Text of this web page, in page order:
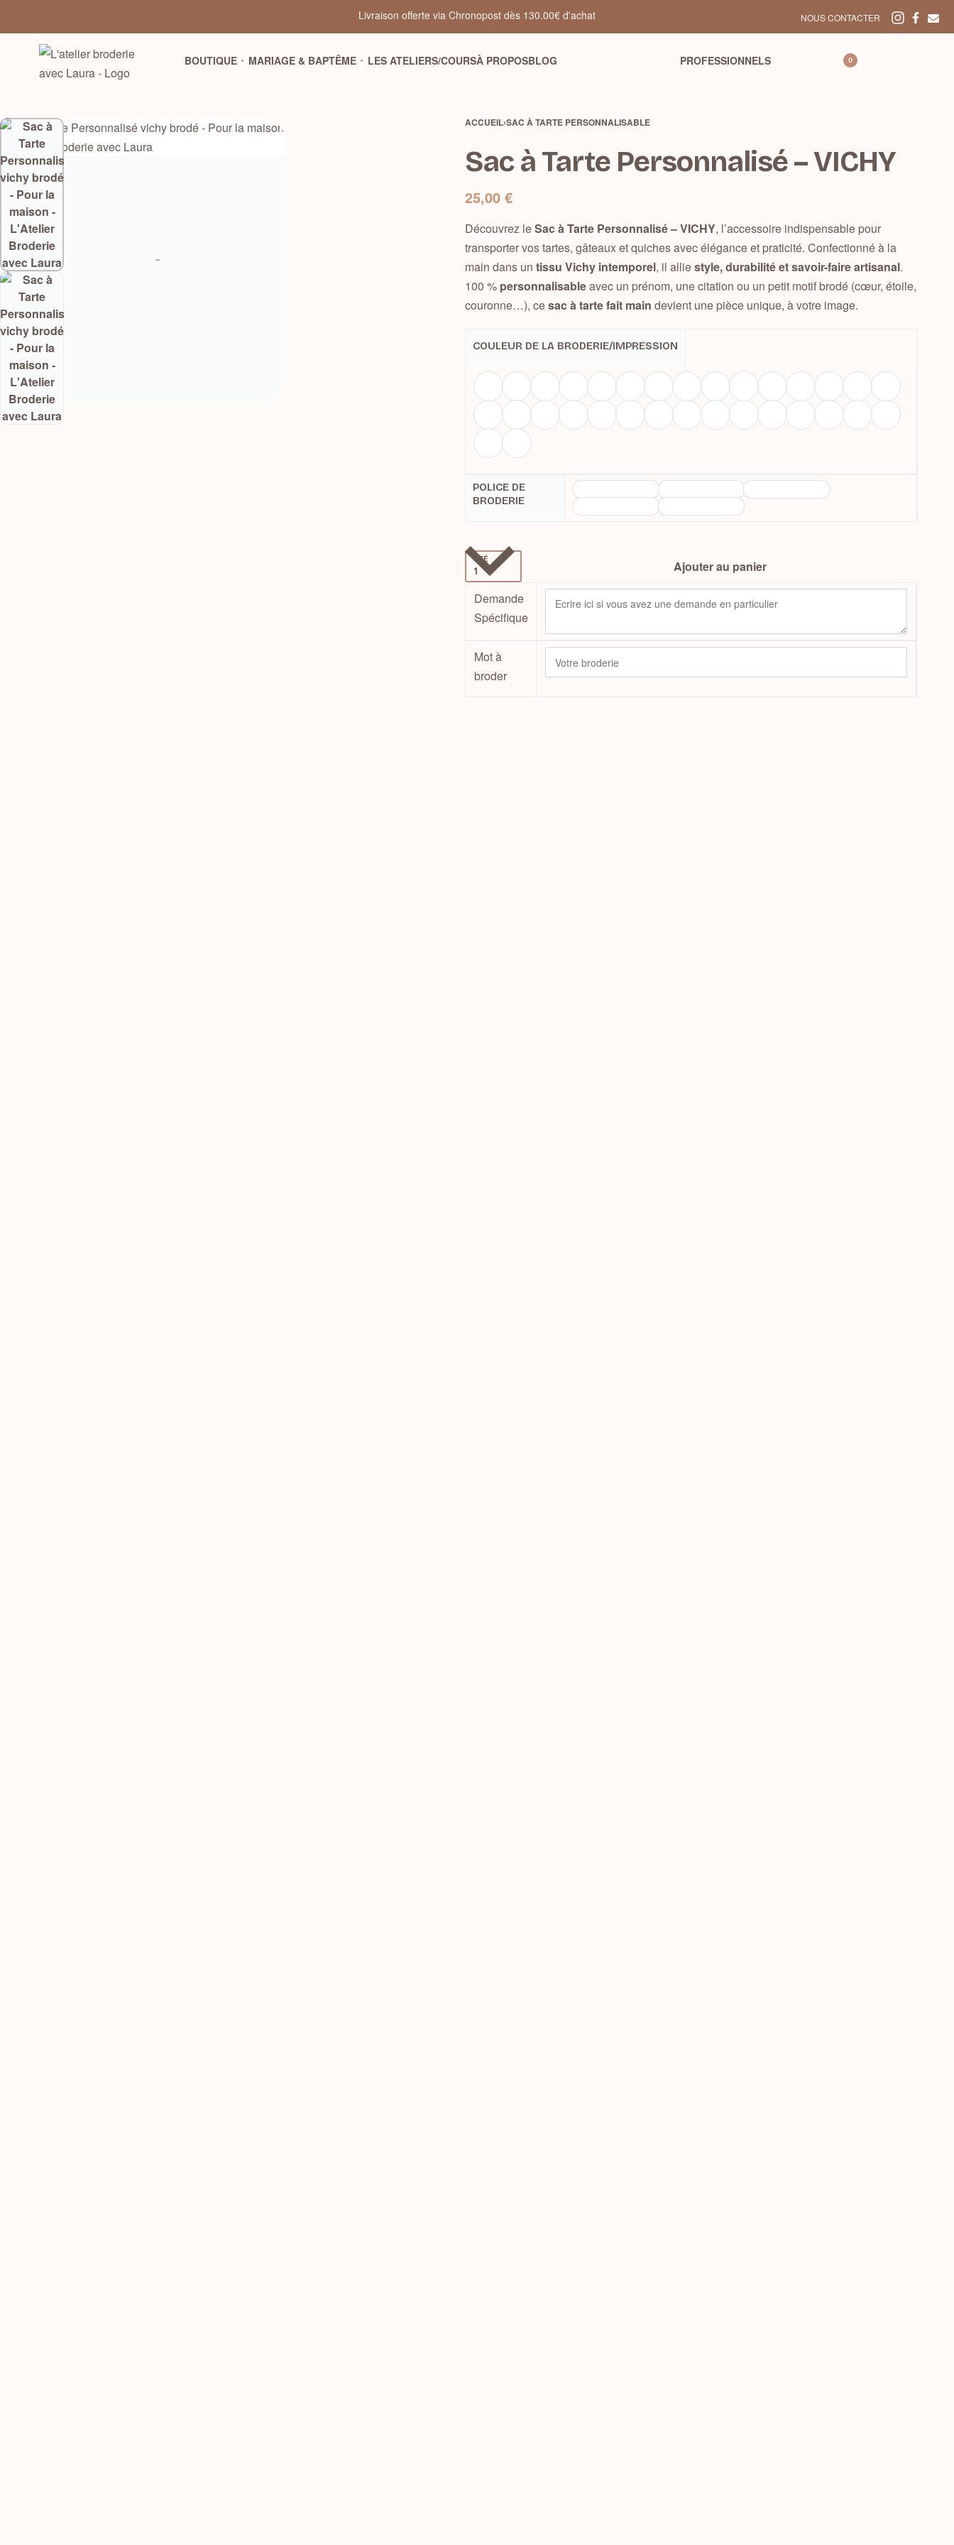
Livraison offerte via Chronopost dès 130.00€ d'achat Délai de livraison de 2 à 4
NOUS CONTACTER
BOUTIQUE MARIAGE & BAPTÊME LES ATELIERS/COURSÀ PROPOSBLOG PROFESSIONNELS 0
ACCUEIL›SAC À TARTE PERSONNALISABLE
Sac à Tarte Personnalisé – VICHY
25,00€
Découvrez leSac à Tarte Personnalisé – VICHY, l’accessoire indispensable pour
transporter vos tartes, gâteaux et quiches avec élégance et praticité. Confectionné à la
main dans untissu Vichy intemporel, il alliestyle, durabilité et savoir-faire artisanal.
100 % personnalisableavec un prénom, une citation ou un petit motif brodé (cœur, étoile,
couronne…), cesac à tarte fait main devient une pièce unique, à votre image.
COULEUR DE LA BRODERIE/IMPRESSION
POLICE DE
BRODERIE
Demande
Spécifique
Mot à
broder
QTÉ Ajouter au panier